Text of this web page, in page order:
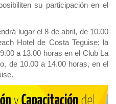
su participación en el
lugar el 8 de abril, de 10.00
Hotel de Costa Teguise; la
a 13.00 horas en el Club La
de 10.00 a 14.00 horas, en el